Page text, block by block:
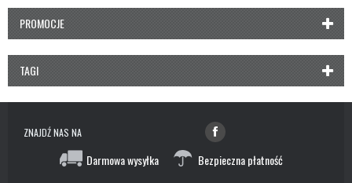
PROMOCJE
TAGI
ZNAJDŹ NAS NA
Darmowa wysyłka Bezpieczna płatność